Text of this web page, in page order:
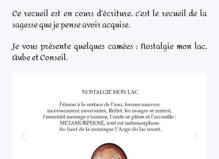
Ce recueil est en cours d’écriture, c’est le recueil de la
sagesse que je pense avoir acquise.
Je vous présente quelques camées : Nostalgie mon lac,
Aube et Conseil.